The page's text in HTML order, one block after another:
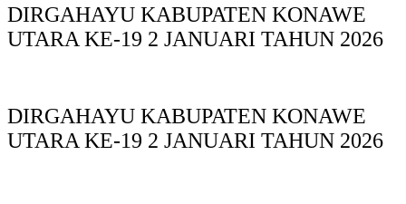
DIRGAHAYU KABUPATEN KONAWE
UTARA KE-19 2 JANUARI TAHUN 2026
DIRGAHAYU KABUPATEN KONAWE
UTARA KE-19 2 JANUARI TAHUN 2026